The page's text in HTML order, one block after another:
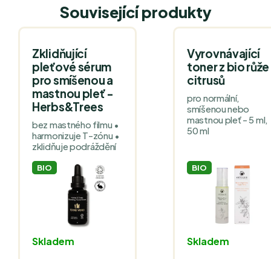
Související produkty
Zklidňující
pleťové sérum
pro smíšenou a
mastnou pleť -
Herbs&Trees
bez mastného filmu •
harmonizuje T-zónu •
zklidňuje podráždění
BIO
Skladem
Vyrovnávající
toner z bio růže
citrusů
pro normální,
smíšenou nebo
mastnou pleť - 5 ml,
50 ml
BIO
Skladem